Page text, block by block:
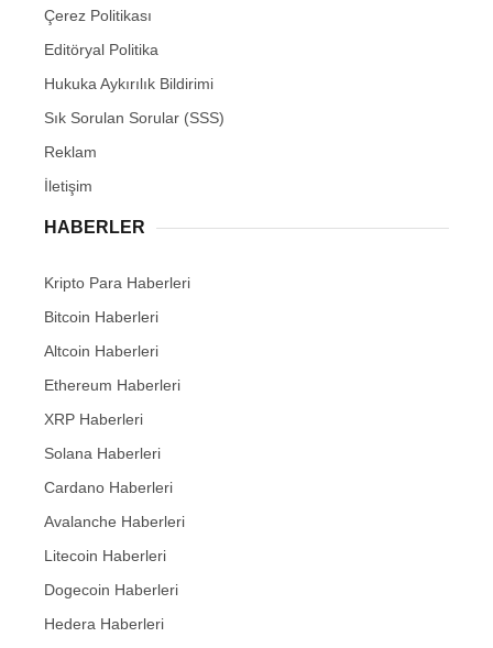
Çerez Politikası
Editöryal Politika
Hukuka Aykırılık Bildirimi
Sık Sorulan Sorular (SSS)
Reklam
İletişim
HABERLER
Kripto Para Haberleri
Bitcoin Haberleri
Altcoin Haberleri
Ethereum Haberleri
XRP Haberleri
Solana Haberleri
Cardano Haberleri
Avalanche Haberleri
Litecoin Haberleri
Dogecoin Haberleri
Hedera Haberleri